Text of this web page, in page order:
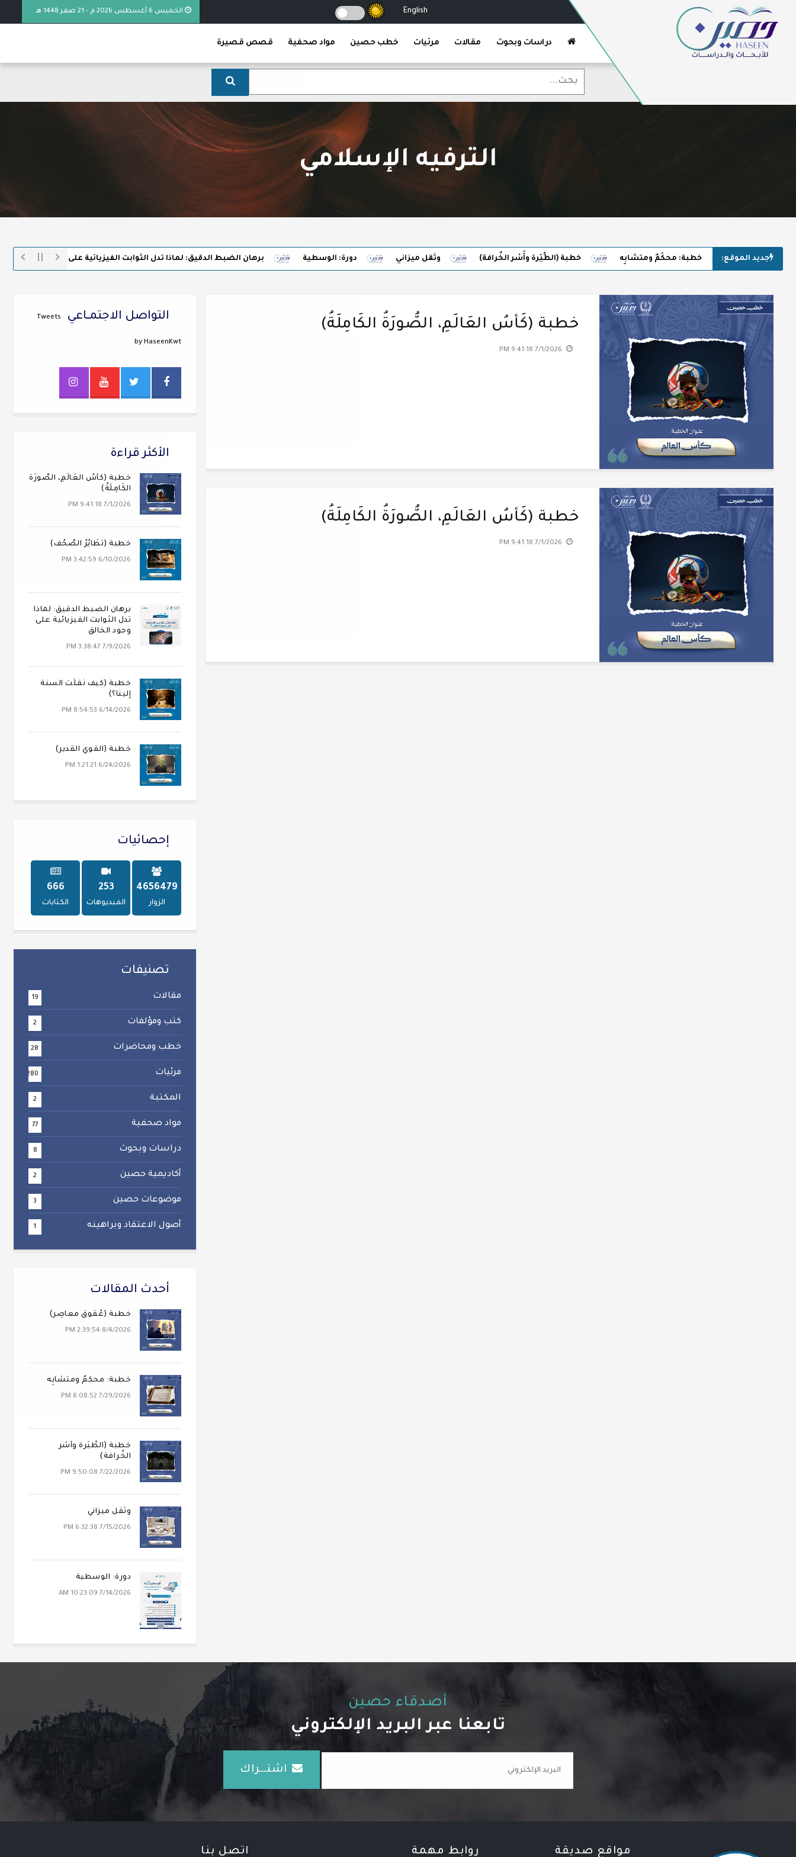
English الخميس 6 أغسطس 2026 م - 21 صفر 1448 هـ
دراسات وبحوث مقالات مرئيات خطب حصين مواد صحفية قصص قصيرة
الترفيه الإسلامي
جديد الموقع:خطبة: محكَمٌ ومتشابِه خطبة (الطِّيَرة وأَسْر الخُرافة) وثقل ميزاني دورة: الوسطية برهان الضبط الدقيق: لماذا تدل الثوابت الفيزيائية على وجود الخالق
خطبة (كَأسُ العَالَمِ، الصُّورَةُ الكَامِلَةُ)
7/1/2026 9:41:18 PM
خطبة (كَأسُ العَالَمِ، الصُّورَةُ الكَامِلَةُ)
7/1/2026 9:41:18 PM
التواصل الاجتمــاعي Tweets
by HaseenKwt
الأكثر قراءة
خطبة (كَأسُ العَالَمِ، الصُّورَةُ
الكَامِلَةُ)
7/1/2026 9:41:18 PM
خطبة (تَطَايُرُ الصُّحُف)
6/10/2026 3:42:59 PM
برهان الضبط الدقيق: لماذا
تدل الثوابت الفيزيائية على
وجود الخالق
7/9/2026 3:38:47 PM
خطبة (كيف نُقلَت السنة
إلينا؟)
6/14/2026 8:54:53 PM
خطبة (القوي القدير)
6/24/2026 1:21:21 PM
إحصائيات
5214422
الزوار
284
الفيديوهات
747
الكتابات
تصنيفات
مقالات 19
كتب ومؤلفات 2
خطب ومحاضرات 28
مرئيات 280
المكتبة 2
مواد صحفية 77
دراسات وبحوث 8
أكاديمية حصين 2
موضوعات حصين 3
أصول الاعتقاد وبراهينه 1
أحدث المقالات
خطبة (عُقوقٌ معاصِر)
8/4/2026 2:39:54 PM
خطبة: محكَمٌ ومتشابِه
7/29/2026 8:08:52 PM
خطبة (الطِّيَرة وأَسْر
الخُرافة)
7/22/2026 9:50:08 PM
وثقل ميزاني
7/15/2026 6:32:38 PM
دورة: الوسطية
7/14/2026 10:23:09 AM
أصدقاء حصين
تابعنا عبر البريد الإلكتروني
اشتــراك
مواقع صديقة روابط مهمة اتصل بنا